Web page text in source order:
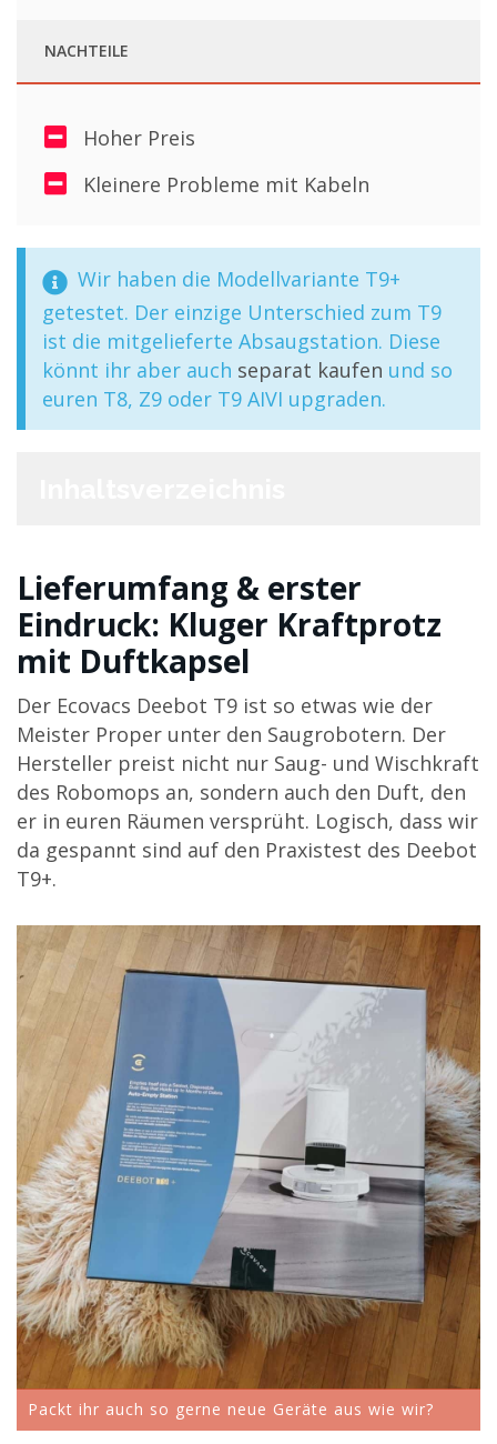
NACHTEILE
Hoher Preis
Kleinere Probleme mit Kabeln
Wir haben die Modellvariante T9+
getestet. Der einzige Unterschied zum T9
ist die mitgelieferte Absaugstation. Diese
könnt ihr aber auch separat kaufen und so
euren T8, Z9 oder T9 AIVI upgraden.
Lieferumfang & erster
Eindruck: Kluger Kraftprotz
mit Duftkapsel
Der Ecovacs Deebot T9 ist so etwas wie der
Meister Proper unter den Saugrobotern. Der
Hersteller preist nicht nur Saug- und Wischkraft
des Robomops an, sondern auch den Duft, den
er in euren Räumen versprüht. Logisch, dass wir
da gespannt sind auf den Praxistest des Deebot
T9+.
Packt ihr auch so gerne neue Geräte aus wie wir?